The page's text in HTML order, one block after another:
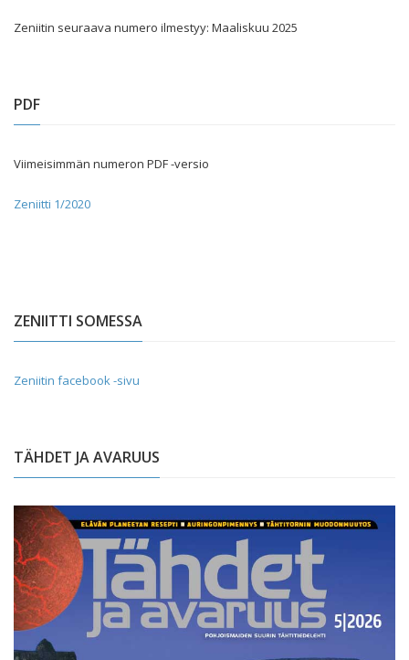
Zeniitin seuraava numero ilmestyy: Maaliskuu 2025
PDF
Viimeisimmän numeron PDF -versio
Zeniitti 1/2020
ZENIITTI SOMESSA
Zeniitin facebook -sivu
TÄHDET JA AVARUUS